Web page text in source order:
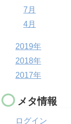
7月
4月
2019年
2018年
2017年
メタ情報
ログイン